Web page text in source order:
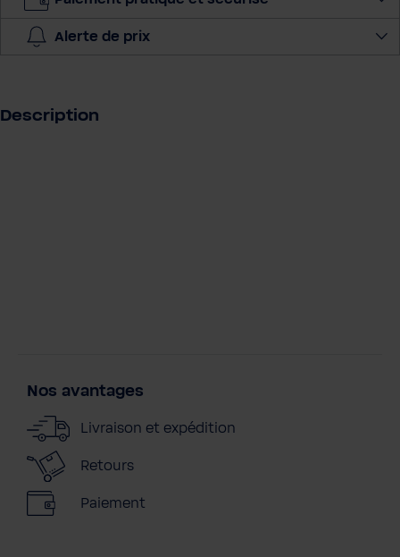
l
Alerte de prix
Description
Nos avantages
Livraison et expédition
Retours
Paiement